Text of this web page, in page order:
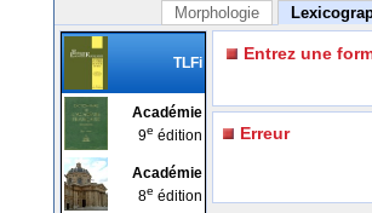
Morphologie
TLFi
Académie
9e édition
Académie
8e édition
Entrez une
Erreur